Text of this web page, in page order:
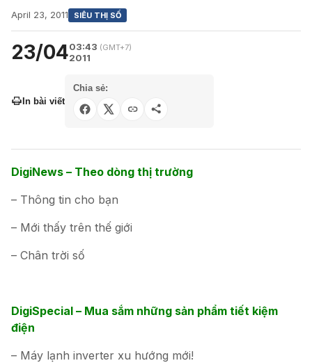
April 23, 2011 SIÊU THỊ SỐ
23/0403:43 (GMT+7)
2011
In bài viết
Chia sẻ:
DigiNews – Theo dòng thị trường
– Thông tin cho bạn
– Mới thấy trên thế giới
– Chân trời số
DigiSpecial – Mua sắm những sản phẩm tiết kiệm
điện
– Máy lạnh inverter xu hướng mới!